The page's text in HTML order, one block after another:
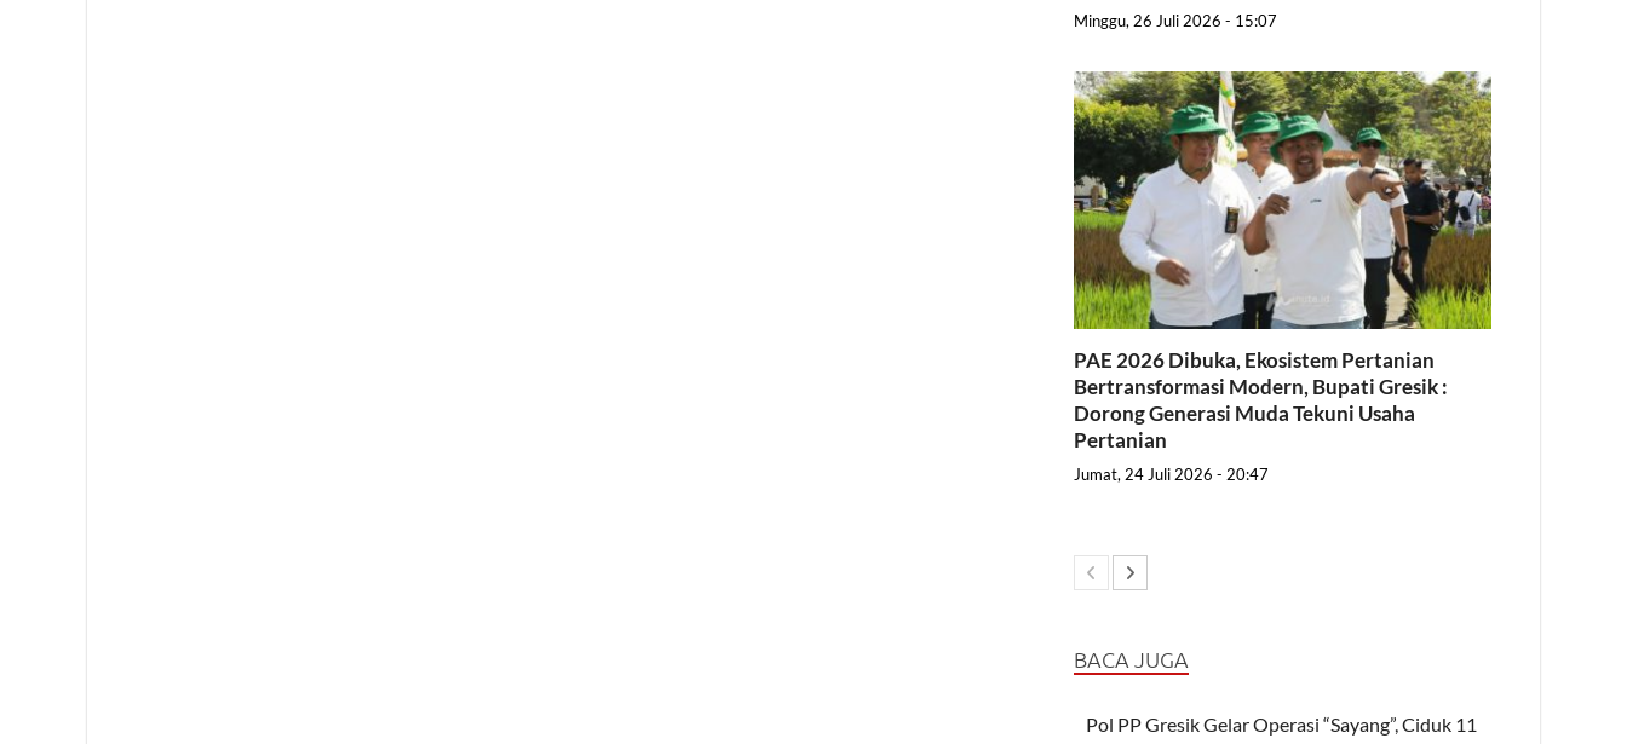
Minggu, 26 Juli 2026 - 15:07
PAE 2026 Dibuka, Ekosistem Pertanian
Bertransformasi Modern, Bupati Gresik :
Dorong Generasi Muda Tekuni Usaha
Pertanian
Jumat, 24 Juli 2026 - 20:47
BACA JUGA
Pol PP Gresik Gelar Operasi “Sayang”, Ciduk 11